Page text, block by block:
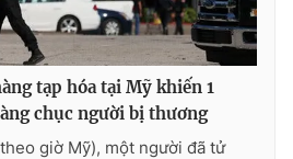
tạp hóa tại Mỹ khiến 1
chục người bị thương
giờ Mỹ), một người đã tử